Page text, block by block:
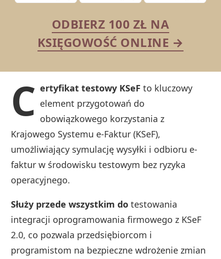
ODBIERZ 100 ZŁ NA
KSIĘGOWOŚĆ ONLINE →
C ertyfikat testowy KSeF to kluczowy
element przygotowań do
obowiązkowego korzystania z
Krajowego Systemu e-Faktur (KSeF),
umożliwiający symulację wysyłki i odbioru e-
faktur w środowisku testowym bez ryzyka
operacyjnego.
Służy przede wszystkim dotestowania
integracji oprogramowania firmowego z KSeF
2.0, co pozwala przedsiębiorcom i
programistom na bezpieczne wdrożenie zmian